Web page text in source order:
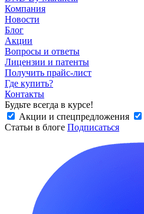
Компания
Новости
Блог
Акции
Вопросы и ответы
Лицензии и патенты
Получить прайс-лист
Где купить?
Контакты
Будьте всегда в курсе!
Акции и спецпредложения
Статьи в блоге Подписаться